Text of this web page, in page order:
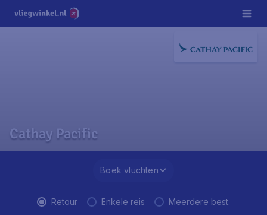
Cathay Pacific
Boek vluchten
Retour Enkele reis Meerdere best.